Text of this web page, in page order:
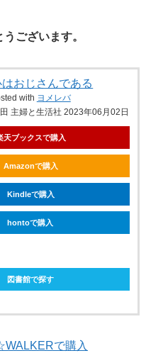
ございます。
おじさんである
with ヨメレバ
主婦と生活社 2023年06月02日
天ブックスで購入
Amazonで購入
Kindleで購入
hontoで購入
図書館で探す
で購入